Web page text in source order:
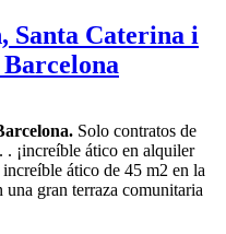
Santa Caterina i
Solo contratos de
. ¡increíble ático en alquiler
ático de 45 m2 en la
gran terraza comunitaria